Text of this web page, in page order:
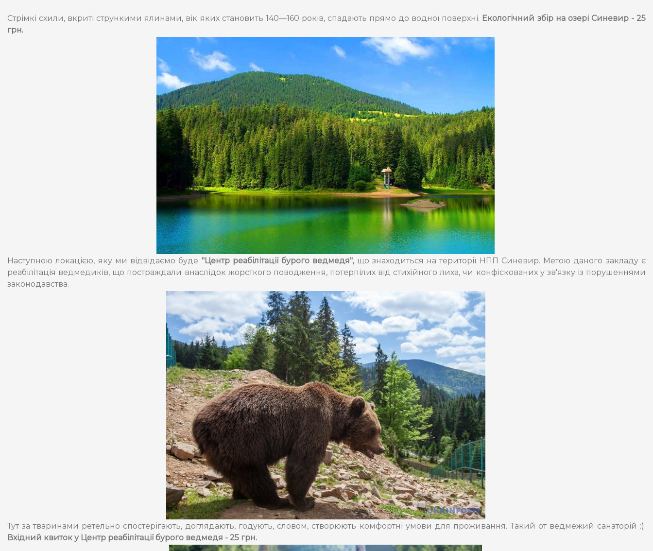
Стрімкі схили, вкриті стрункими ялинами, вік яких становить 140—160 років, спадають прямо до водної поверхні. Екологічний збір на озері Синевир - 25
грн.
Наступною локацією, яку ми відвідаємо буде "Центр реабілітації бурого ведмедя", що знаходиться на території НПП Синевир. Метою даного закладу є
реабілітація ведмедиків, що постраждали внаслідок жорсткого поводження, потерпілих від стихійного лиха, чи конфіскованих у зв'язку із порушеннями
законодавства.
Тут за тваринами ретельно спостерігають, доглядають, годують, словом, створюють комфортні умови для проживання. Такий от ведмежий санаторій :).
Вхідний квиток у Центр реабілітації бурого ведмедя - 25 грн.